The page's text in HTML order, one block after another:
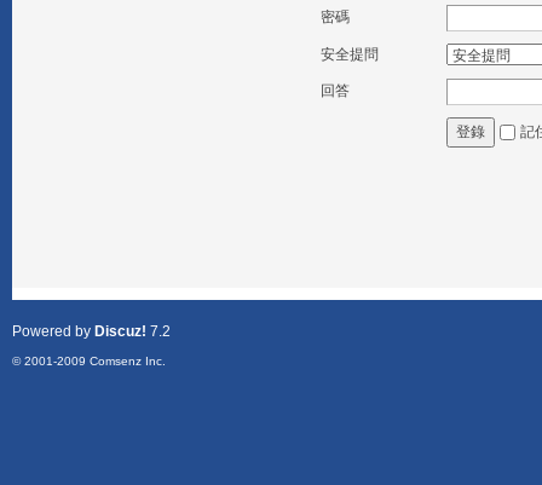
密碼
安全提問
回答
登錄 記
Powered by Discuz! 7.2
© 2001-2009 Comsenz Inc.